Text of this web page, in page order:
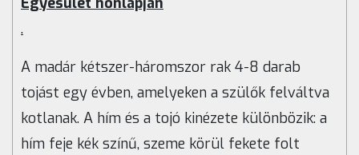
.
A madár kétszer-háromszor rak 4-8 darab
tojást egy évben, amelyeken a szülők felváltva
kotlanak. A hím és a tojó kinézete különbözik: a
hím feje kék színű, szeme körül fekete folt